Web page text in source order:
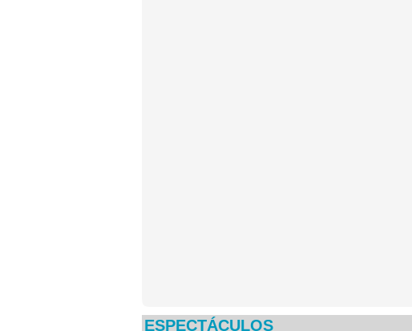
ESPECTÁCULOS